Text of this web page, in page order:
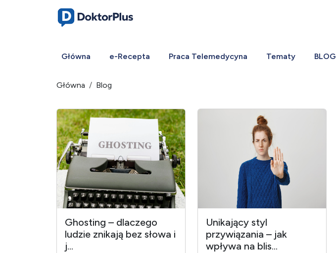
Główna e-Recepta Praca Telemedycyna Tematy BLOG
Główna Blog
Ghosting – dlaczego
ludzie znikają bez słowa i
j...
Unikający styl
przywiązania – jak
wpływa na blis...